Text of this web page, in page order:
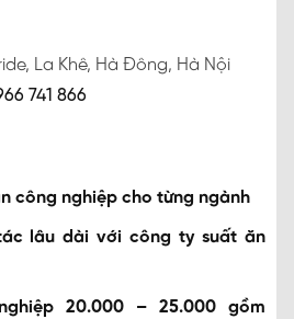
La Khê, Hà Đông, Hà Nội
741 866
công nghiệp cho từng ngành
lâu dài với công ty suất ăn
20.000 – 25.000 gồm